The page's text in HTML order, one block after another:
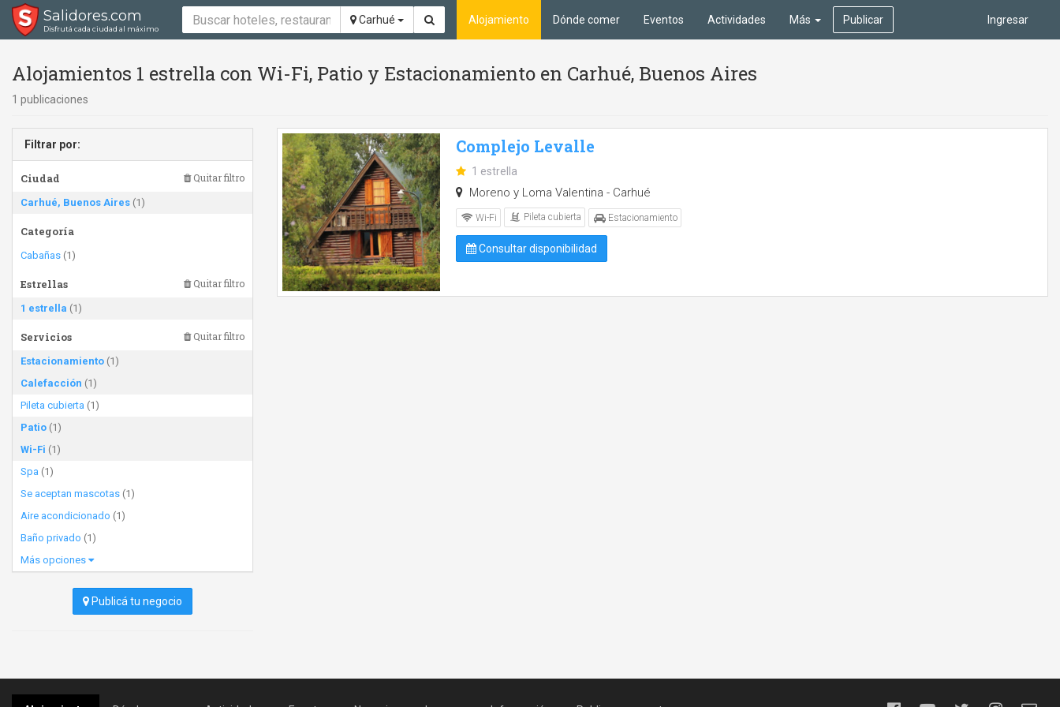
Salidores.com
Disfrutá cada ciudad al máximo
Carhué Ingresar
Alojamiento Dónde comer Eventos Actividades Más Publicar
Alojamientos 1 estrella con Wi-Fi, Patio y Estacionamiento en Carhué, Buenos Aires
1 publicaciones
Filtrar por:
Ciudad Quitar filtro
Carhué, Buenos Aires (1)
Categoría
Cabañas (1)
Estrellas Quitar filtro
1 estrella (1)
Servicios Quitar filtro
Estacionamiento (1)
Calefacción (1)
Pileta cubierta (1)
Patio (1)
Wi-Fi (1)
Spa (1)
Se aceptan mascotas (1)
Aire acondicionado (1)
Baño privado (1)
Más opciones
Publicá tu negocio
Complejo Levalle
1 estrella
Moreno y Loma Valentina - Carhué
Wi-Fi Pileta cubierta Estacionamiento
Consultar disponibilidad